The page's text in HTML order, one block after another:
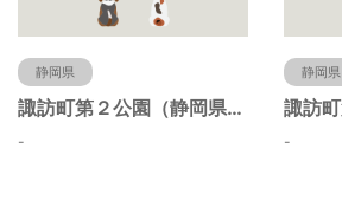
静岡県
諏訪町第２公園（静岡県静岡市）
-
静岡県
-